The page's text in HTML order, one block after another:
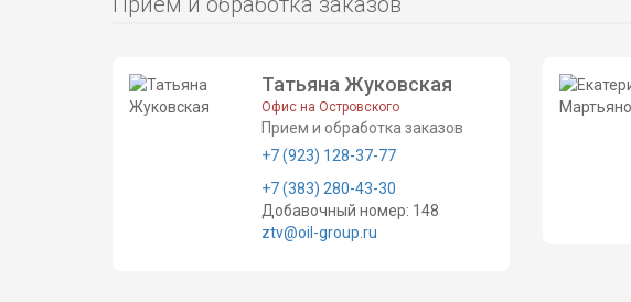
Татьяна Жуковская
Офис на Островского
Прием и обработка заказов
+7 (923) 128-37-77
+7 (383) 280-43-30
Добавочный номер: 148
ztv@oil-group.ru